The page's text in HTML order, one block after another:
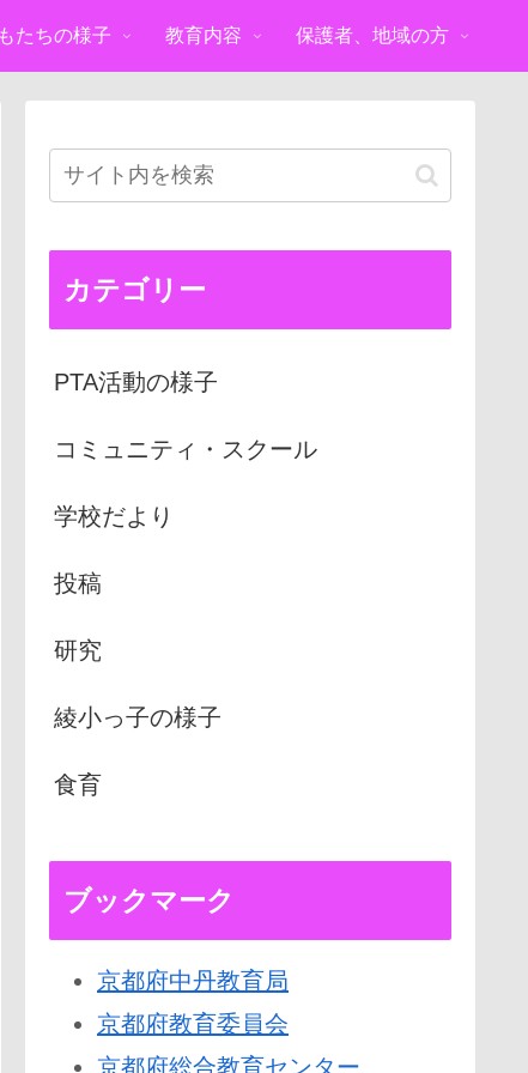
たちの様子 教育内容 保護者、地域の方
カテゴリー
PTA活動の様子
コミュニティ・スクール
学校だより
投稿
研究
綾小っ子の様子
食育
ブックマーク
京都府中丹教育局
京都府教育委員会
京都府総合教育センター